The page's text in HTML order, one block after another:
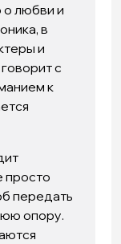
о любви и
в
и
с
к
просто
передать
опору.